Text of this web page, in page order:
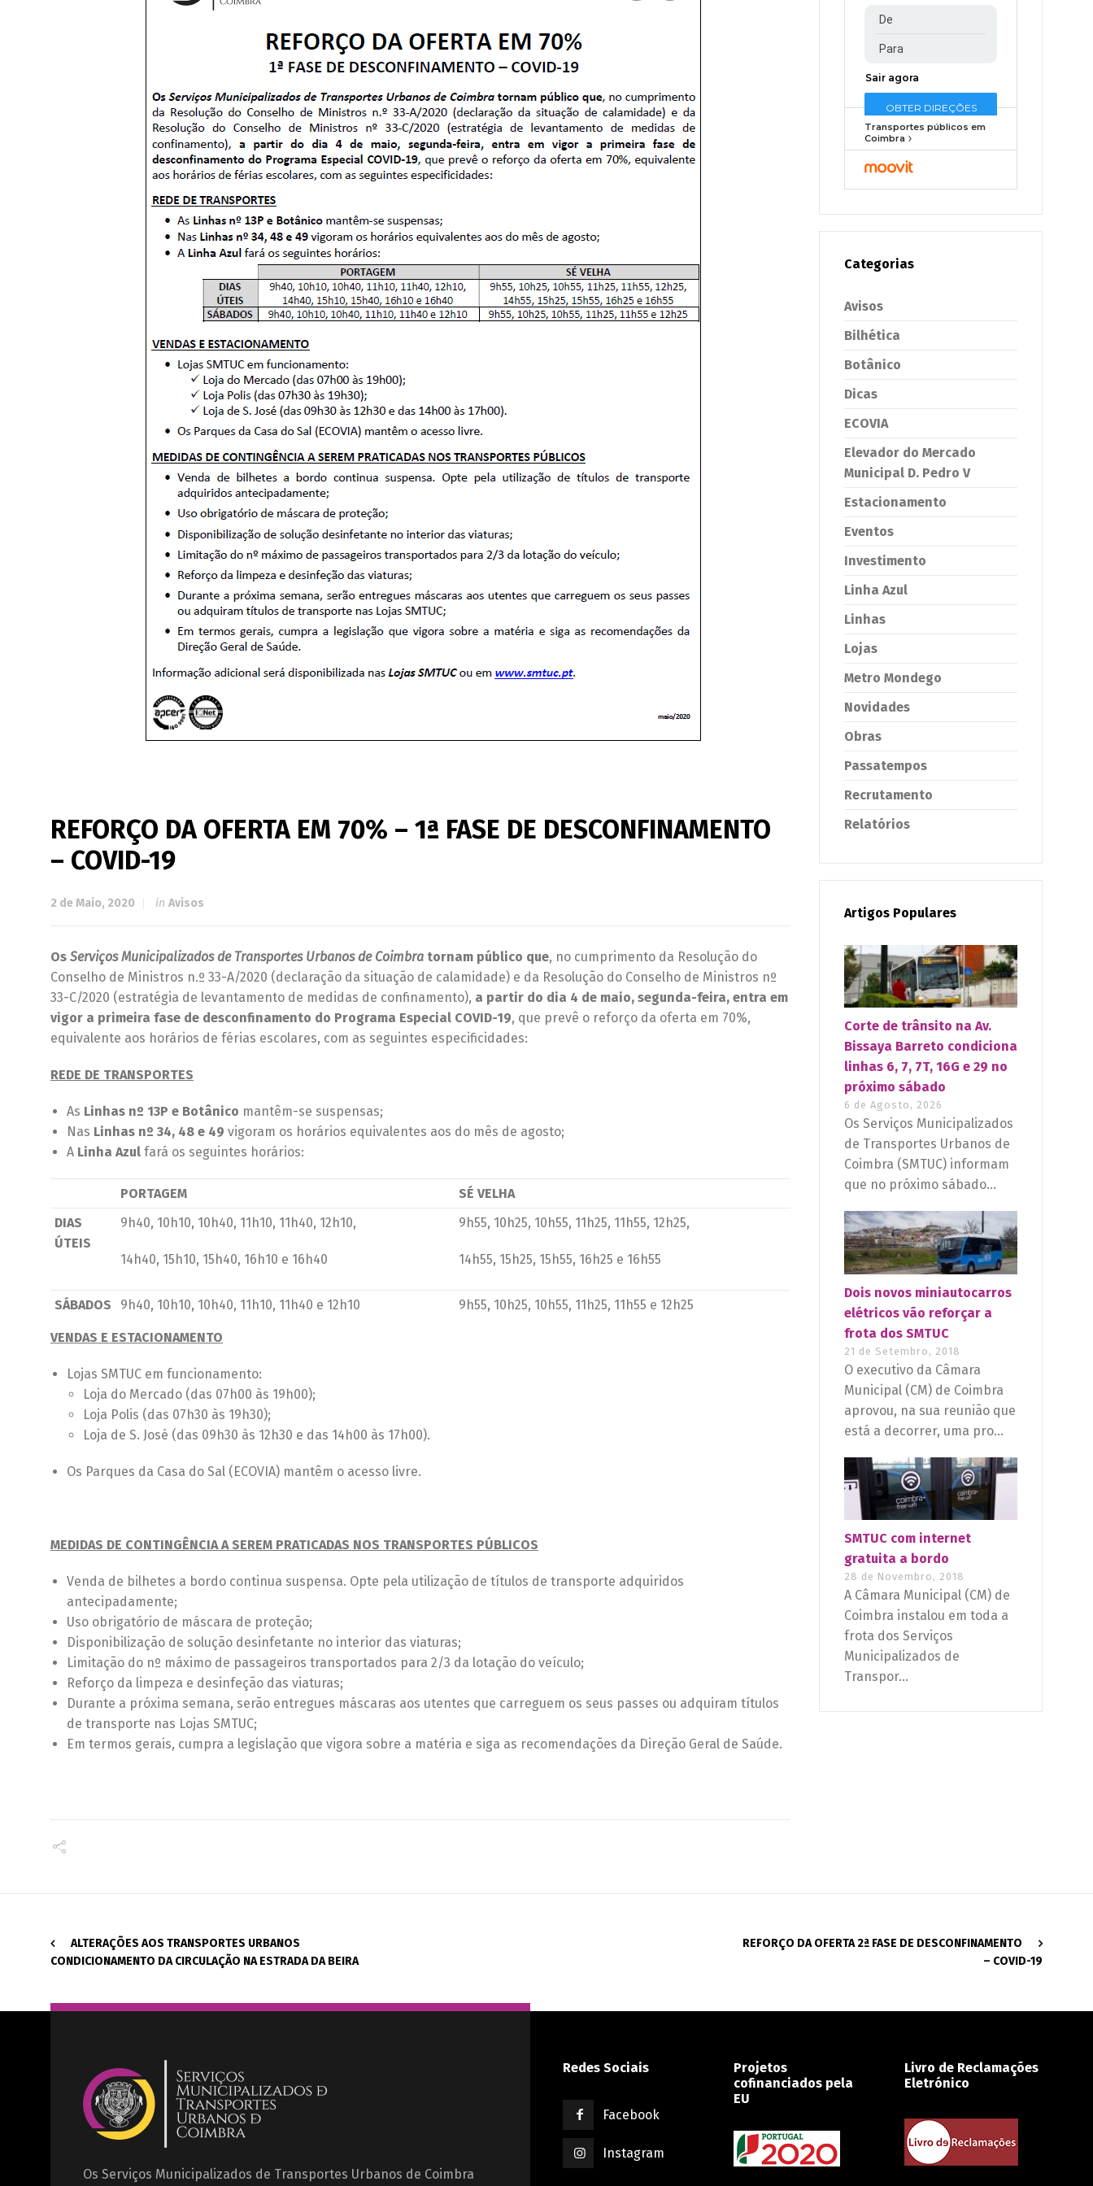
REFORÇO DA OFERTA EM 70% – 1ª FASE DE DESCONFINAMENTO
– COVID-19
2 de Maio, 2020 in Avisos
Os Serviços Municipalizados de Transportes Urbanos de Coimbra tornam público que, no cumprimento da Resolução do
Conselho de Ministros n.º 33-A/2020 (declaração da situação de calamidade) e da Resolução do Conselho de Ministros nº
33-C/2020 (estratégia de levantamento de medidas de confinamento), a partir do dia 4 de maio, segunda-feira, entra em
vigor a primeira fase de desconfinamento do Programa Especial COVID-19, que prevê o reforço da oferta em 70%,
equivalente aos horários de férias escolares, com as seguintes especificidades:
REDE DE TRANSPORTES
As Linhas nº 13P e Botânico mantêm-se suspensas;
Nas Linhas nº 34, 48 e 49 vigoram os horários equivalentes aos do mês de agosto;
A Linha Azul fará os seguintes horários:
PORTAGEM
SÉ VELHA
DIAS
ÚTEIS
9h40, 10h10, 10h40, 11h10, 11h40, 12h10,
14h40, 15h10, 15h40, 16h10 e 16h40
9h55, 10h25, 10h55, 11h25, 11h55, 12h25,
14h55, 15h25, 15h55, 16h25 e 16h55
SÁBADOS 9h40, 10h10, 10h40, 11h10, 11h40 e 12h10 9h55, 10h25, 10h55, 11h25, 11h55 e 12h25
VENDAS E ESTACIONAMENTO
Lojas SMTUC em funcionamento:
Loja do Mercado (das 07h00 às 19h00);
Loja Polis (das 07h30 às 19h30);
Loja de S. José (das 09h30 às 12h30 e das 14h00 às 17h00).
Os Parques da Casa do Sal (ECOVIA) mantêm o acesso livre.
MEDIDAS DE CONTINGÊNCIA A SEREM PRATICADAS NOS TRANSPORTES PÚBLICOS
Venda de bilhetes a bordo continua suspensa. Opte pela utilização de títulos de transporte adquiridos
antecipadamente;
Uso obrigatório de máscara de proteção;
Disponibilização de solução desinfetante no interior das viaturas;
Limitação do nº máximo de passageiros transportados para 2/3 da lotação do veículo;
Reforço da limpeza e desinfeção das viaturas;
Durante a próxima semana, serão entregues máscaras aos utentes que carreguem os seus passes ou adquiram títulos
de transporte nas Lojas SMTUC;
Em termos gerais, cumpra a legislação que vigora sobre a matéria e siga as recomendações da Direção Geral de Saúde.
Transportes públicos em
Coimbra
Categorias
Avisos
Bilhética
Botânico
Dicas
ECOVIA
Elevador do Mercado
Municipal D. Pedro V
Estacionamento
Eventos
Investimento
Linha Azul
Linhas
Lojas
Metro Mondego
Novidades
Obras
Passatempos
Recrutamento
Relatórios
Artigos Populares
Corte de trânsito na Av.
Bissaya Barreto condiciona
linhas 6, 7, 7T, 16G e 29 no
próximo sábado
6 de Agosto, 2026
Os Serviços Municipalizados
de Transportes Urbanos de
Coimbra (SMTUC) informam
que no próximo sábado...
Dois novos miniautocarros
elétricos vão reforçar a
frota dos SMTUC
21 de Setembro, 2018
O executivo da Câmara
Municipal (CM) de Coimbra
aprovou, na sua reunião que
está a decorrer, uma pro...
SMTUC com internet
gratuita a bordo
28 de Novembro, 2018
A Câmara Municipal (CM) de
Coimbra instalou em toda a
frota dos Serviços
Municipalizados de
Transpor...
ALTERAÇÕES AOS TRANSPORTES URBANOS
CONDICIONAMENTO DA CIRCULAÇÃO NA ESTRADA DA BEIRA
REFORÇO DA OFERTA 2ª FASE DE DESCONFINAMENTO
– COVID-19
Os Serviços Municipalizados de Transportes Urbanos de Coimbra
Redes Sociais
Facebook
Instagram
Projetos
cofinanciados pela
EU
Livro de Reclamações
Eletrónico